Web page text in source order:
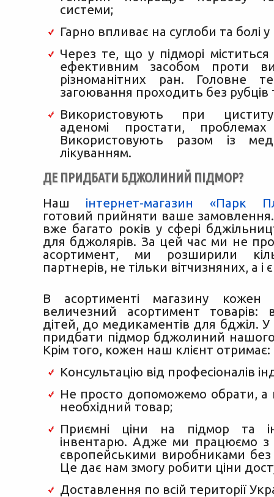
системи;
Гарно впливає на суглоби та болі у
Через те, що у підморі міститься
ефективним засобом проти
різноманітних ран. Головне
загоювання проходить без рубців
Використовують при
аденомі простати,
Використовують разом із
лікуванням.
ДЕ ПРИДБАТИ БДЖОЛИНИЙ ПІДМОР?
Наш інтернет-магазин «Парк
готовий прийняти ваше
вже багато років у сфері
для бджолярів. За цей час ми не
асортимент, ми розширили
партнерів, не тільки вітчизняних, а і
В асортименті магазину
величезний асортимент товарів:
дітей, до медикаментів для бджіл.
придбати підмор бджолиний
Крім того, кожен наш клієнт отримає:
Консультацію від професіоналів
Не просто допоможемо обрати, а
необхідний товар;
Приємні ціни на підмор та
інвентарю. Адже ми працюємо з
європейськими виробниками без
Це дає нам змогу робити ціни
Доставлення по всій території